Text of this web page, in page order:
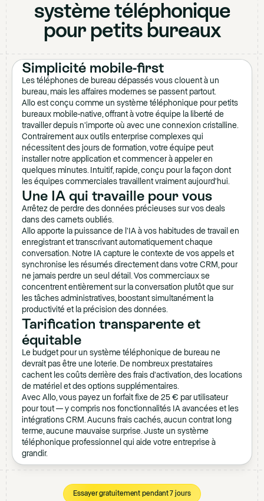
système téléphonique
pour petits bureaux
Simplicité mobile-first
Les téléphones de bureau dépassés vous clouent à un
bureau, mais les affaires modernes se passent partout.
Allo est conçu comme un système téléphonique pour petits
bureaux mobile-native, offrant à votre équipe la liberté de
travailler depuis n'importe où avec une connexion cristalline.
Contrairement aux outils enterprise complexes qui
nécessitent des jours de formation, votre équipe peut
installer notre application et commencer à appeler en
quelques minutes. Intuitif, rapide, conçu pour la façon dont
les équipes commerciales travaillent vraiment aujourd'hui.
Une IA qui travaille pour vous
Arrêtez de perdre des données précieuses sur vos deals
dans des carnets oubliés.
Allo apporte la puissance de l'IA à vos habitudes de travail en
enregistrant et transcrivant automatiquement chaque
conversation. Notre IA capture le contexte de vos appels et
synchronise les résumés directement dans votre CRM, pour
ne jamais perdre un seul détail. Vos commerciaux se
concentrent entièrement sur la conversation plutôt que sur
les tâches administratives, boostant simultanément la
productivité et la précision des données.
Tarification transparente et
équitable
Le budget pour un système téléphonique de bureau ne
devrait pas être une loterie. De nombreux prestataires
cachent les coûts derrière des frais d'activation, des locations
de matériel et des options supplémentaires.
Avec Allo, vous payez un forfait fixe de 25 € par utilisateur
pour tout — y compris nos fonctionnalités IA avancées et les
intégrations CRM. Aucuns frais cachés, aucun contrat long
terme, aucune mauvaise surprise. Juste un système
téléphonique professionnel qui aide votre entreprise à
grandir.
Essayer gratuitement pendant 7 jours